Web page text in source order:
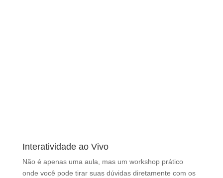
Interatividade ao Vivo
Não é apenas uma aula, mas um workshop prático
onde você pode tirar suas dúvidas diretamente com os